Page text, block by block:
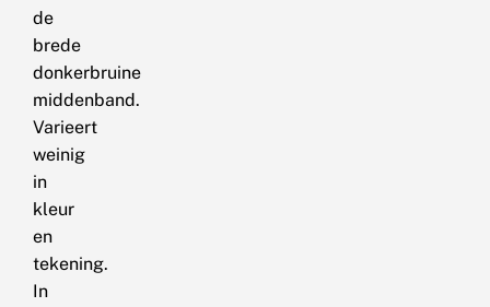
de
brede
donkerbruine
middenband.
Varieert
weinig
in
kleur
en
tekening.
In